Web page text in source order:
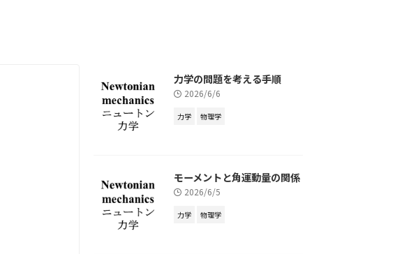
力学の問題を考える手順
2026/6/6
力学 物理学
モーメントと角運動量の関係
2026/6/5
力学 物理学